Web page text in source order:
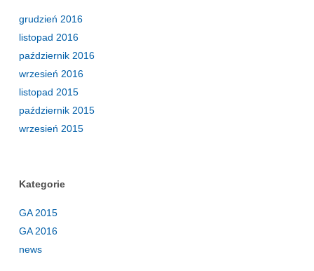
grudzień 2016
listopad 2016
październik 2016
wrzesień 2016
listopad 2015
październik 2015
wrzesień 2015
Kategorie
GA 2015
GA 2016
news